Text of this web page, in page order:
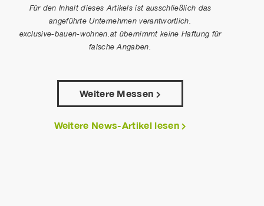
Für den Inhalt dieses Artikels ist ausschließlich das
angeführte Unternehmen verantwortlich.
exclusive-bauen-wohnen.at übernimmt keine Haftung für
falsche Angaben.
Weitere Messen
Weitere News-Artikel lesen